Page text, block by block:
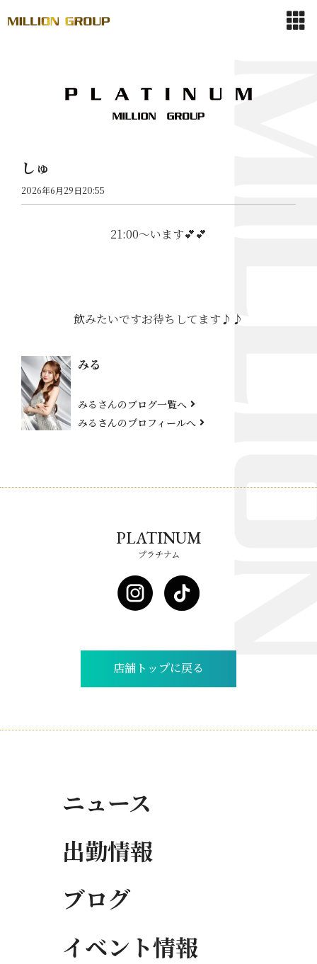
しゅ
2026年6月29日20:55
21:00〜います💕💕
飲みたいですお待ちしてます♪♪
みる
みるさんのブログ一覧へ
みるさんのプロフィールへ
PLATINUM
プラチナム
店舗トップに戻る
ニュース
出勤情報
ブログ
イベント情報